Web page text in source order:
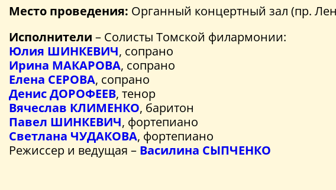
Место проведения: Органный концертный зал (пр.
Исполнители – Солисты Томской филармонии:
Юлия ШИНКЕВИЧ, сопрано
Ирина МАКАРОВА, сопрано
Елена СЕРОВА, сопрано
Денис ДОРОФЕЕВ, тенор
Вячеслав КЛИМЕНКО, баритон
Павел ШИНКЕВИЧ, фортепиано
Светлана ЧУДАКОВА, фортепиано
Режиссер и ведущая – Василина СЫПЧЕНКО